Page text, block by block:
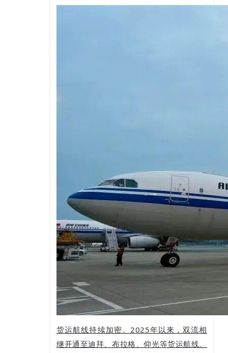
货运航线持续加密。2025年以来，双流相
继开通至迪拜、布拉格、仰光等货运航线。